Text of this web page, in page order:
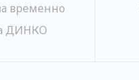
временно
ДИНКО